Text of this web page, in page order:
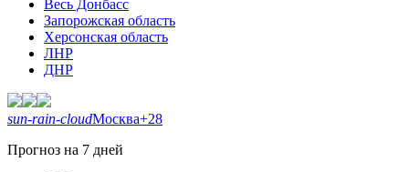
Весь Донбасс
Запорожская область
Херсонская область
ЛНР
ДНР
sun-rain-cloudМосква+28
Прогноз на 7 дней